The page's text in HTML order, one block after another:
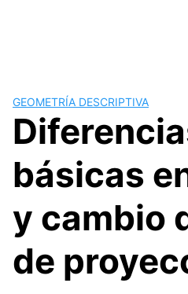
GEOMETRÍA DESCRIPTIVA
básicas
y cambio
de